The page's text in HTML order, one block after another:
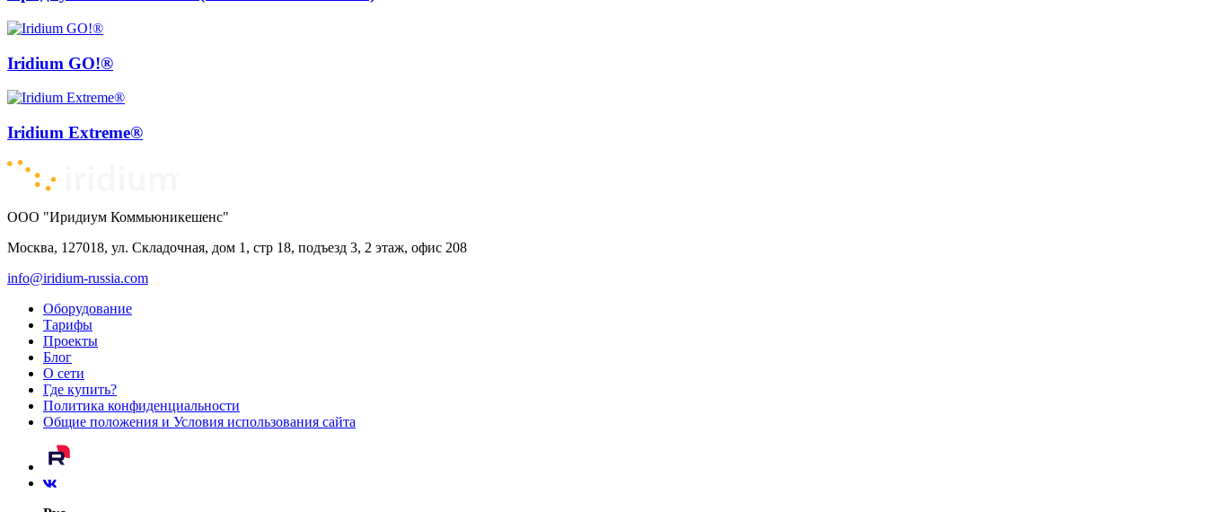
Iridium GO!®
Iridium Extreme®
ООО "Иридиум Коммьюникешенс"
Москва, 127018, ул. Складочная, дом 1, стр 18, подъезд 3, 2 этаж, офис 208
info@iridium-russia.com
Оборудование
Тарифы
Проекты
Блог
О сети
Где купить?
Политика конфиденциальности
Общие положения и Условия использования сайта